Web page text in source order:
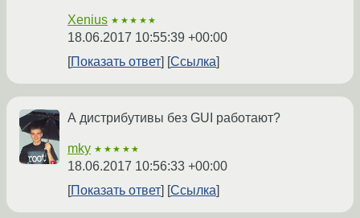
Xenius ★★★★★
18.06.2017 10:55:39 +00:00
Показать ответ
Ссылка
А дистрибутивы без GUI работают?
mky ★★★★★
18.06.2017 10:56:33 +00:00
Показать ответ
Ссылка